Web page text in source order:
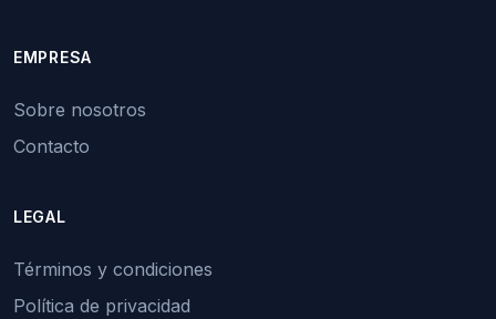
EMPRESA
Sobre nosotros
Contacto
LEGAL
Términos y condiciones
Política de privacidad